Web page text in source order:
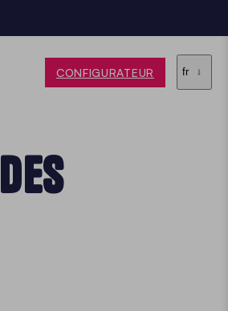
CONFIGURATEUR fr